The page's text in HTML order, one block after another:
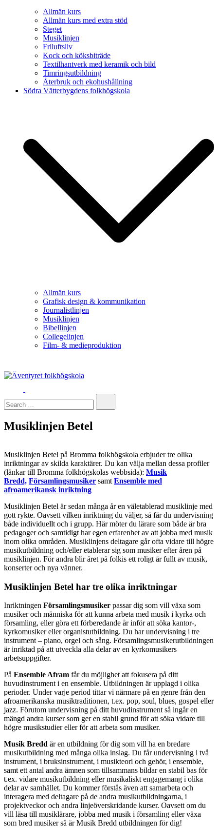
Allmän kurs
Allmän kurs med extra stöd
Steget
Musiklinjen
Friluftsliv
Kock och köksbiträde
Textilhantverk med keramik och bild
Timringsutbildning
Återbruk och ekohushållning
Södra Vätterbygdens folkhögskola
Allmän kurs
Grafisk design & kommunikation
Journalistlinjen
Musiklinjen
Bibellinjen
Collegelinjen
Film- & medieproduktion
Äventyret folkhögskola
Musiklinjen Betel
Musiklinjen Betel på Bromma folkhögskola erbjuder tre olika
inriktningar av skilda karaktärer. Du kan välja mellan dessa profiler
(länkar till Bromma folkhögskolas webbsida): Musik
Bredd, Församlingsmusiker samt Ensemble med
afroamerikansk inriktning
Musiklinjen Betel är sedan många år en väletablerad musiklinje med
gott rykte. Oavsett vilken inriktning du väljer, så får du undervisning
både individuellt och i grupp. Här möter du lärare som både är bra
pedagoger och samtidigt har egen erfarenhet av att jobba med musik
inom olika områden. Musiklinjens deltagare går ofta vidare till högre
musikutbildning och/eller etablerar sig som musiker efter åren på
musiklinjen. För andra blir året på folkis ett roligt år fullt av musik,
konserter och nya vänner.
Musiklinjen Betel har tre olika inriktningar
Inriktningen Församlingsmusiker passar dig som vill växa som
musiker och människa för att kunna arbeta med musik i kyrka och
församling, eller göra ett förberedande år inför att söka kantor-,
kyrkomusiker eller organistutbildning. Du har undervisning i tre
instrument – piano, orgel och sång. Församlingsmusikerutbildningen
är inriktad på att utveckla alla delar av en kyrkomusikers
arbetsuppgifter.
På Ensemble Afram får du möjlighet att fokusera på ditt
huvudinstrument i en ensemble. Utbildningen är upplagd i olika
perioder. Under varje period tittar vi närmare på en genre från den
afroamerikanska musiktraditionen, t.ex. pop, soul, blues, gospel eller
jazz. Förutom undervisning på ditt huvudinstrument så ingår en
mängd andra kurser som ger en stabil grund för att söka vidare till
högre musikstudier eller för att arbeta som musiker.
Musik Bredd är en utbildning för dig som vill ha en bredare
musikutbildning med många olika inslag. Du får undervisning i två
instrument, i bruksinstrument, i musikteori och gehör, i ensemble,
samt ett antal andra ämnen som tillsammans bildar en stabil bas för
t.ex. vidare musikutbildning eller musikaliskt engagemang i olika
delar av samhället. Du kommer förstås även att samarbeta och
interagera med deltagare på de andra musikutbildningarna, i
projektveckor och andra linjeöverskridande kurser. Oavsett om du
vill läsa till musiklärare, jobba med musik i församling eller växa
som bred musiker så är Musik Bredd utbildningen för dig!